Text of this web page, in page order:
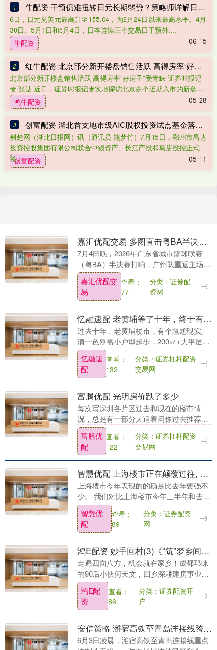
1 牛配资 干预仍难扭转日元长期弱势？策略师详解日元走势逻辑
6日，日元兑美元最高升至155.04，为2月24日以来最高水平。4月
30日、5月1日和5月4日，日本连续三个交易日干预外....
牛配资
06-15
2 红牛配资 北京部分新开楼盘销售活跃 高得房率“好房子”受青睐
北京部分新开楼盘销售活跃 高得房率“好房子”受青睐 证券时报记
者 张达 近日，证券时报记者实地探访北京多个近期入市的新盘....
鸿牛配资
05-28
3 创富配资 湖北首支地市级AIC股权投资试点基金落地鄂州
荆楚网（湖北日报网）讯（通讯员 熊梦竹）7月15日，鄂州市昌达
投资控股集团有限公司联合中银资产、长江产投和葛店投控正式
签....
创富配资 05-11
嘉汇优配交易 多图直击粤BA半决赛广深对决，龙狮国风燃动天体
7月4日晚，2026年广东省城市篮球联赛
（粤BA）半决赛打响，广州队重返主场天
河体育中心迎战深圳队。两回合赛制下，
首回合主场队伍需尽可能建立分差优势，
为客场次回....
嘉汇优配交
易
查看：
77
分类：证券配
资网
忆融速配 老黄埔等了十年，终于有像样的豪宅了！
过去十年，老黄埔楼市，有个尴尬现实。
清一色刚需小户型起步，200㎡+大平层，
几乎零供应；能称得上豪宅的产品，一片
空白。 这里不是没有购买力。 恰恰相反，
这里是....
忆融速
配
查看：
132
分类：证券杠杆配资
交易网
富腾优配 光明房价跌了多少
每次写深圳各片区过去和现在的楼市情
况，总是有一部分人追着问你过去推荐的
西丽怎么样了。最近写沙井的楼市，更多
人问你推荐的光明怎么样了。过去推荐过
西丽，也推荐过光明....
富腾优
配
查看：
122
分类：证券杠杆配资
交易网
智慧优配 上海楼市正在颠覆过往, 上海徐汇区、静安区房价都涨了
上海楼市今年表现的的确是比去年要强不
少。 我们对比上海楼市今年上半年和去年
上半年的表现，还是能明显看到里面的差
距。 在2025年上半年的时候，上海黄浦区
房价从1....
智慧优
配
查看：
89
分类：证券配资
网
鸿E配资 妙手回村(3)《“筑”梦乡间—小何总》
走遍四面八方，机会就在家乡！成都邛崃
的90后小伙何天文，回乡深耕建房事业。
他怀揣工匠精神，认真修建每一套农村住
房。用自己过硬的手艺，筑宜居和美新
居，也以匠心扎根....
鸿E配
资
查看：
86
分类：证券配资开
户
安信策略 潍宿高铁至青岛连接线跨齐长城连续梁合龙
6月3日凌晨，潍宿高铁至青岛连接线重点